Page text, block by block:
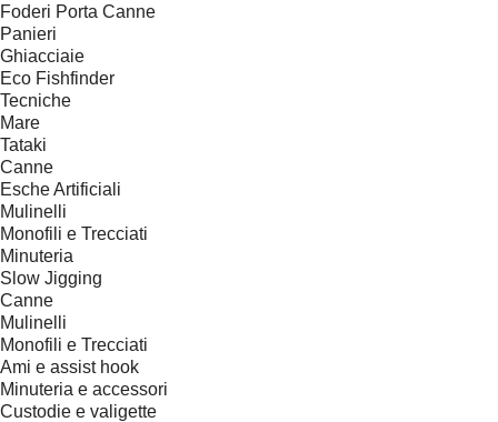
Foderi Porta Canne
Panieri
Ghiacciaie
Eco Fishfinder
Tecniche
Mare
Tataki
Canne
Esche Artificiali
Mulinelli
Monofili e Trecciati
Minuteria
Slow Jigging
Canne
Mulinelli
Monofili e Trecciati
Ami e assist hook
Minuteria e accessori
Custodie e valigette